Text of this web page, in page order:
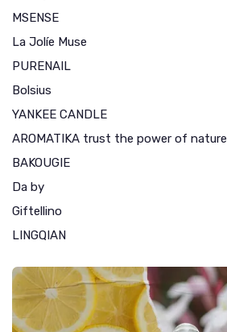
MSENSE
La Jolíe Muse
PURENAIL
Bolsius
YANKEE CANDLE
AROMATIKA trust the power of nature
BAKOUGIE
Da by
Giftellino
LINGQIAN